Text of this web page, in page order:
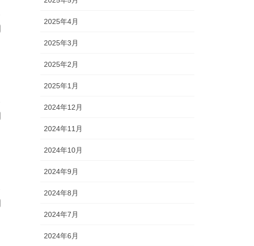
2025年4月
2025年3月
2025年2月
2025年1月
2024年12月
2024年11月
2024年10月
2024年9月
2024年8月
2024年7月
2024年6月